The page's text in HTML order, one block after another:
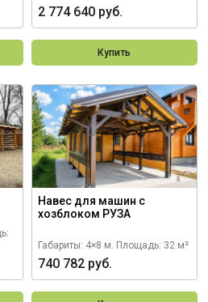
2 774 640 руб.
Купить
Навес для машин с
хозблоком РУЗА
Габариты: 4×8 м. Площадь: 32 м²
740 782 руб.